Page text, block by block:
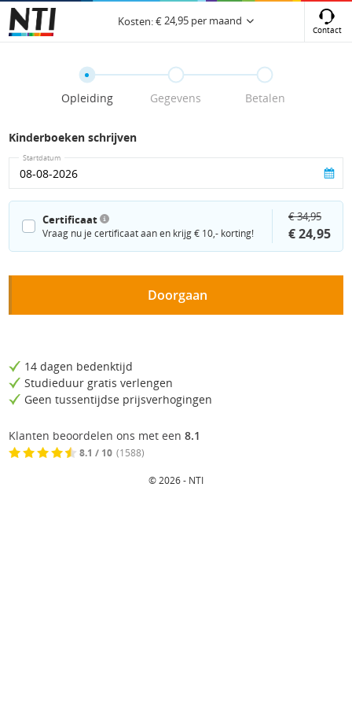
Kosten:€24,95 per maand
Contact
Opleiding Gegevens Betalen
Kinderboeken schrijven
Startdatum
Certificaat
Vraag nu je certificaat aan en krijg € 10,- korting!
€ 34,95
€ 24,95
Doorgaan
14 dagen bedenktijd
Studieduur gratis verlengen
Geen tussentijdse prijsverhogingen
Klanten beoordelen ons met een 8.1
8.1 / 10 (1588)
© 2026 - NTI